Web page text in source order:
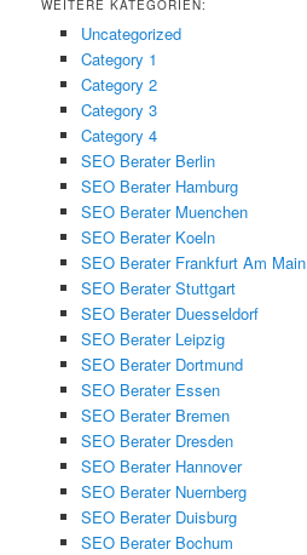
WEITERE KATEGORIEN:
Uncategorized
Category 1
Category 2
Category 3
Category 4
SEO Berater Berlin
SEO Berater Hamburg
SEO Berater Muenchen
SEO Berater Koeln
SEO Berater Frankfurt Am Main
SEO Berater Stuttgart
SEO Berater Duesseldorf
SEO Berater Leipzig
SEO Berater Dortmund
SEO Berater Essen
SEO Berater Bremen
SEO Berater Dresden
SEO Berater Hannover
SEO Berater Nuernberg
SEO Berater Duisburg
SEO Berater Bochum